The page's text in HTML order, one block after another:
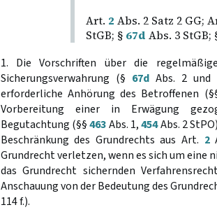
Art. 2 Abs. 2 Satz 2 GG;
StGB; § 67d Abs. 3 StGB;
1. Die Vorschriften über die
Sicherungsverwahrung (§ 67dAbs. 2 und
erforderliche Anhörung des Betroffenen
Vorbereitung einer in Erwägung
Begutachtung (§§463Abs. 1,454Abs. 2
Beschränkung des Grundrechts aus Art. 2
Grundrecht verletzen, wenn es sich um
das Grundrecht sichernden
Anschauung von der Bedeutung des
114 f.).